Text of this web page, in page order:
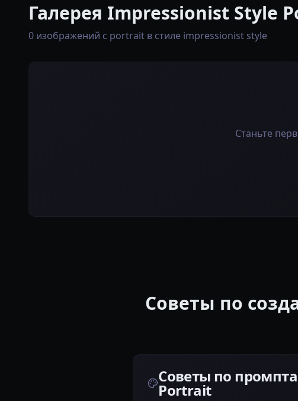
Галерея Impressionist Style
0 изображений с portrait в стиле impressionist style
Станьте
Советы по
Советы по
Portrait